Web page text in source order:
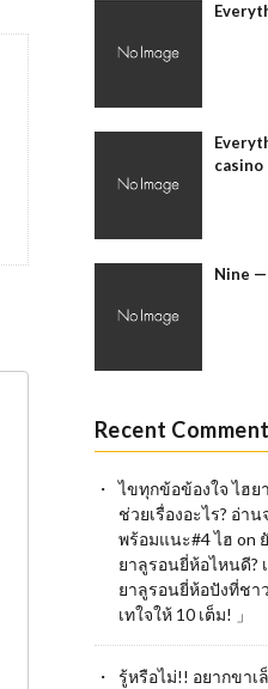
casino
Nine
Recent
ไขทุกข้อข้องใจ ไฮย
ช่วยเรื่องอะไร? อ่
พร้อมแนะ#4 ไฮ on
ยาลูรอนยี่ห้อไหนดี?
ยาลูรอนยี่ห้อปังที่ชา
เทใจให้ 10 เต็ม! 」
รู้หรือไม่!! อยากขาเ